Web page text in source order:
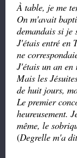
À table, je me
On m'avait
demandais si je
J'étais entré en
ne
J'étais un an en
Mais les
de huit jours,
Le premier
heureusement.
même, le
(Degrelle m'a